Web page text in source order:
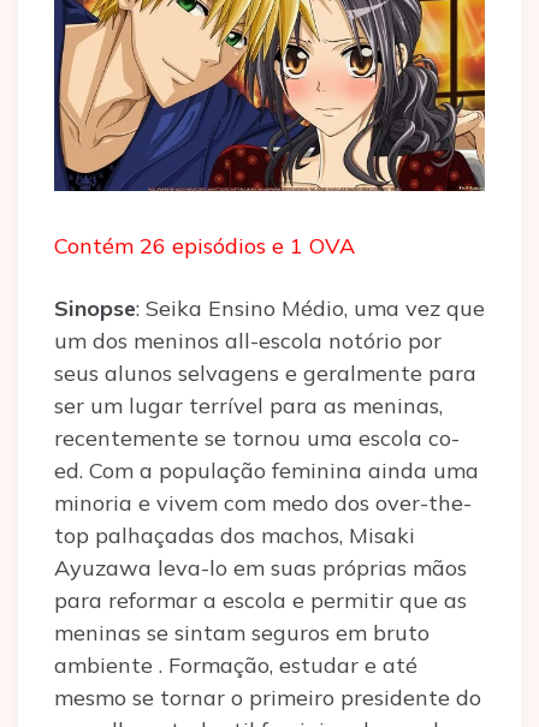
Contém 26 episódios e 1 OVA
Sinopse: Seika Ensino Médio, uma vez que
um dos meninos all-escola notório por
seus alunos selvagens e geralmente para
ser um lugar terrível para as meninas,
recentemente se tornou uma escola co-
ed. Com a população feminina ainda uma
minoria e vivem com medo dos over-the-
top palhaçadas dos machos, Misaki
Ayuzawa leva-lo em suas próprias mãos
para reformar a escola e permitir que as
meninas se sintam seguros em bruto
ambiente . Formação, estudar e até
mesmo se tornar o primeiro presidente do